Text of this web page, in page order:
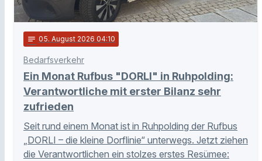
notes 05. August 2026 04:10
Bedarfsverkehr
Ein Monat Rufbus "DORLI" in Ruhpolding:
Verantwortliche mit erster Bilanz sehr
zufrieden
Seit rund einem Monat ist in Ruhpolding der Rufbus
„DORLI – die kleine Dorflinie“ unterwegs. Jetzt ziehen
die Verantwortlichen ein stolzes erstes Resümee: